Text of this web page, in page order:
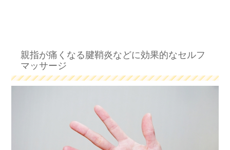
親指が痛くなる腱鞘炎などに効果的なセルフ
マッサージ